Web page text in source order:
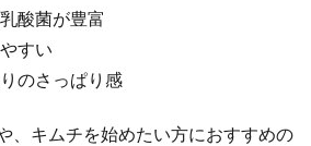
酸菌が豊富
すい
のさっぱり感
、キムチを始めたい方におすすめの